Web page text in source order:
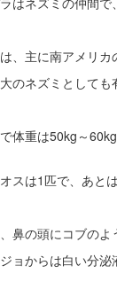
、主に南アメリカ
のネズミとしても
体重は50kg～
スは1匹で、あと
鼻の頭にコブのよ
ョからは白い分泌